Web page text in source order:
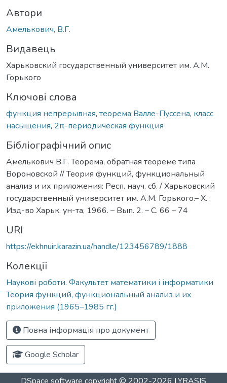
Автори
Амелькович, В.Г.
Видавець
Харьковский государственный университет им. А.М.
Горького
Ключові слова
функция непрерывная, теорема Валле-Пуссена, класс
насыщения, 2π-периодическая функция
Бібліографічний опис
Амелькович В.Г. Теорема, обратная теореме типа
Вороновской // Теория функций, функциональный
анализ и их приложения: Респ. науч. сб. / Харьковский
государственный университет им. А.М. Горького.– Х. :
Изд-во Харьк. ун-та, 1966. – Вып. 2. – С. 66 – 74
URI
https://ekhnuir.karazin.ua/handle/123456789/1888
Колекції
Наукові роботи. Факультет математики і інформатики
Теория функций, функциональный анализ и их
приложения (1965–1985 гг.)
Повна інформація про документ
Google Scholar